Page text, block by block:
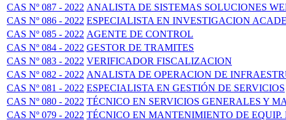
CAS Nº 087 - 2022 ANALISTA DE SISTEMAS SOLUCIONES
CAS Nº 086 - 2022 ESPECIALISTA EN INVESTIGACION
CAS Nº 085 - 2022 AGENTE DE CONTROL
CAS Nº 084 - 2022 GESTOR DE TRAMITES
CAS Nº 083 - 2022 VERIFICADOR FISCALIZACION
CAS Nº 082 - 2022 ANALISTA DE OPERACION DE
CAS Nº 081 - 2022 ESPECIALISTA EN GESTIÓN DE SERVICIOS
CAS Nº 080 - 2022 TÉCNICO EN SERVICIOS GENERALES Y
CAS Nº 079 - 2022 TÉCNICO EN MANTENIMIENTO DE